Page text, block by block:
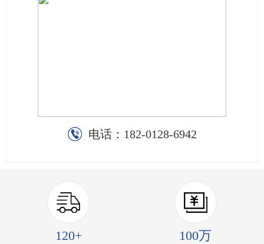
电话： 182-0128-6942
120+ 100万